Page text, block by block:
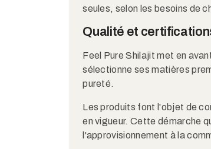
seules, selon les besoins de
Qualité et
Feel Pure Shilajit met en
sélectionne ses matières
pureté.
Les produits font l'objet de
en vigueur. Cette démarche
l'approvisionnement à la